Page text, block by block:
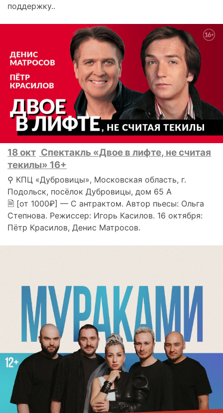
поддержку..
18 окт Спектакль «Двое в лифте, не считая
текилы» 16+
⚲ КПЦ «Дубровицы», Московская область, г.
Подольск, посёлок Дубровицы, дом 65 А
🗎 [от 1000₽] — С антрактом. Автор пьесы: Ольга
Степнова. Режиссер: Игорь Касилов. 16 октября:
Пётр Красилов, Денис Матросов.